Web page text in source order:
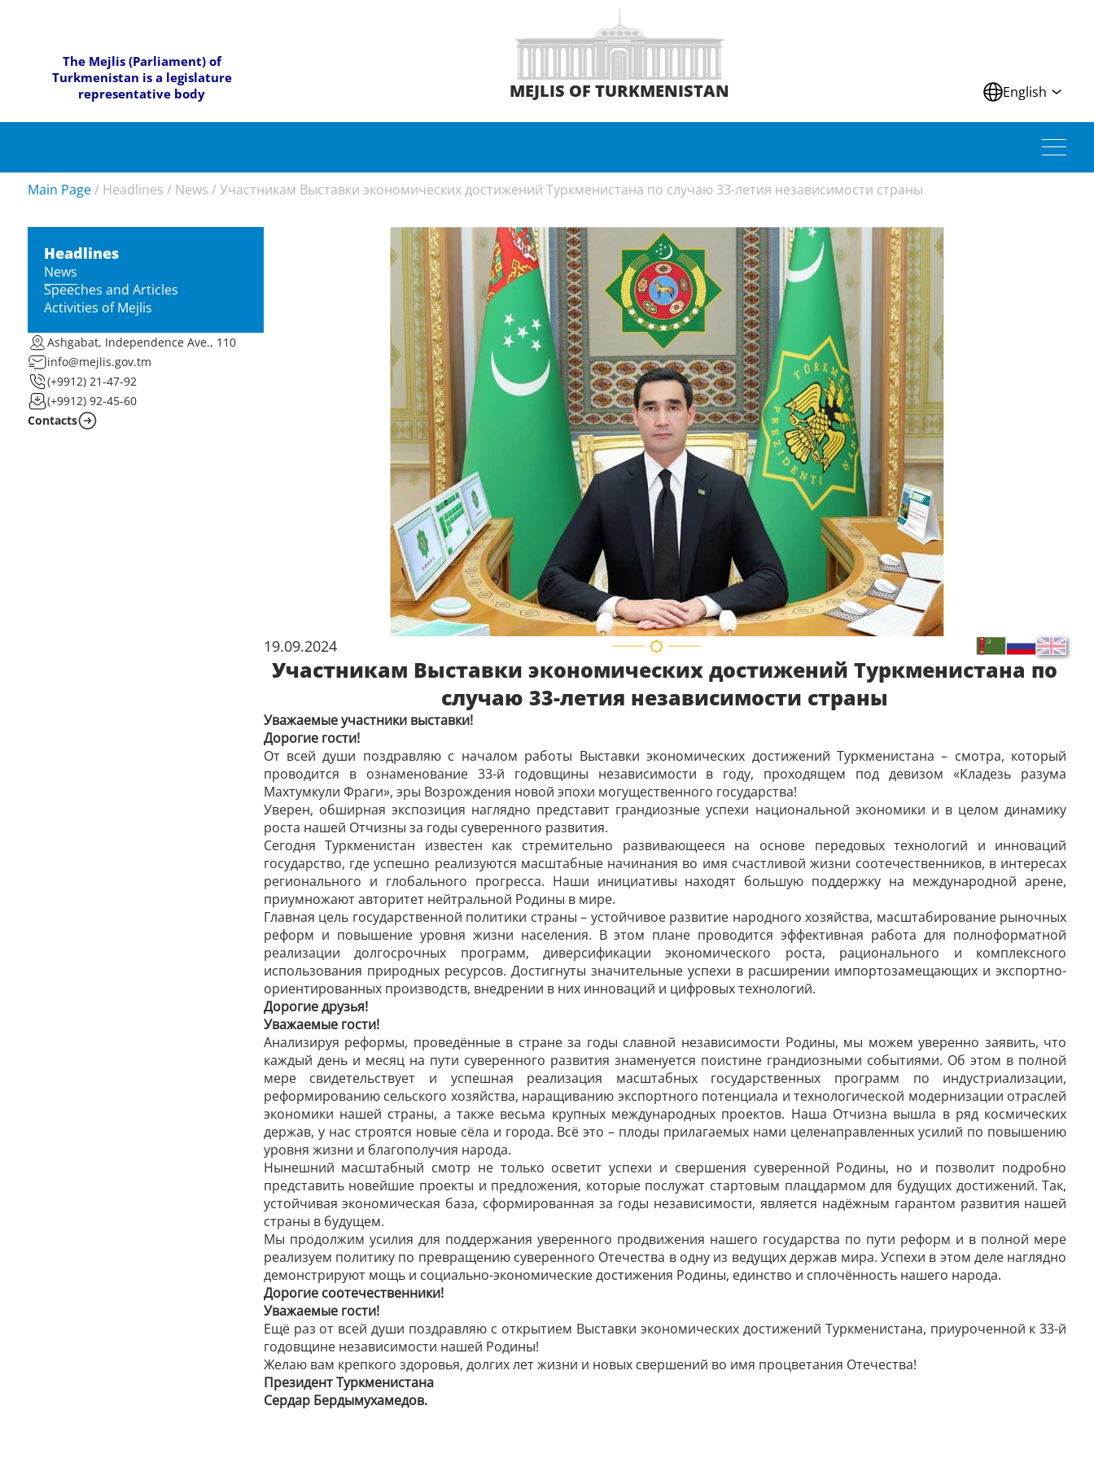
The Mejlis (Parliament) of
Turkmenistan is a legislature
representative body
MEJLIS OF TURKMENISTAN English
Main Page / Headlines / News /Участникам Выставки экономических достижений Туркменистана по случаю 33-летия независимости страны
Headlines
News
Speeches and Articles
Activities of Mejlis
Ashgabat, Independence Ave., 110
info@mejlis.gov.tm
(+9912) 21-47-92
(+9912) 92-45-60
Contacts
19.09.2024
Участникам Выставки экономических достижений Туркменистана по
случаю 33-летия независимости страны
Уважаемые участники выставки!
Дорогие гости!
От всей души поздравляю с началом работы Выставки экономических достижений Туркменистана – смотра, который
проводится в ознаменование 33-й годовщины независимости в году, проходящем под девизом «Кладезь разума
Махтумкули Фраги», эры Возрождения новой эпохи могущественного государства!
Уверен, обширная экспозиция наглядно представит грандиозные успехи национальной экономики и в целом динамику
роста нашей Отчизны за годы суверенного развития.
Сегодня Туркменистан известен как стремительно развивающееся на основе передовых технологий и инноваций
государство, где успешно реализуются масштабные начинания во имя счастливой жизни соотечественников, в интересах
регионального и глобального прогресса. Наши инициативы находят большую поддержку на международной арене,
приумножают авторитет нейтральной Родины в мире.
Главная цель государственной политики страны – устойчивое развитие народного хозяйства, масштабирование рыночных
реформ и повышение уровня жизни населения. В этом плане проводится эффективная работа для полноформатной
реализации долгосрочных программ, диверсификации экономического роста, рационального и комплексного
использования природных ресурсов. Достигнуты значительные успехи в расширении импортозамещающих и экспортно-
ориентированных производств, внедрении в них инноваций и цифровых технологий.
Дорогие друзья!
Уважаемые гости!
Анализируя реформы, проведённые в стране за годы славной независимости Родины, мы можем уверенно заявить, что
каждый день и месяц на пути суверенного развития знаменуется поистине грандиозными событиями. Об этом в полной
мере свидетельствует и успешная реализация масштабных государственных программ по индустриализации,
реформированию сельского хозяйства, наращиванию экспортного потенциала и технологической модернизации отраслей
экономики нашей страны, а также весьма крупных международных проектов. Наша Отчизна вышла в ряд космических
держав, у нас строятся новые сёла и города. Всё это – плоды прилагаемых нами целенаправленных усилий по повышению
уровня жизни и благополучия народа.
Нынешний масштабный смотр не только осветит успехи и свершения суверенной Родины, но и позволит подробно
представить новейшие проекты и предложения, которые послужат стартовым плацдармом для будущих достижений. Так,
устойчивая экономическая база, сформированная за годы независимости, является надёжным гарантом развития нашей
страны в будущем.
Мы продолжим усилия для поддержания уверенного продвижения нашего государства по пути реформ и в полной мере
реализуем политику по превращению суверенного ­Отечества в одну из ведущих держав мира. Успехи в этом деле наглядно
демонстрируют мощь и социально-экономические достижения Родины, единство и сплочённость нашего народа.
Дорогие соотечественники!
Уважаемые гости!
Ещё раз от всей души поздравляю с открытием Выставки экономических достижений Туркменистана, приуроченной к 33-й
годовщине независимости нашей Родины!
Желаю вам крепкого здоровья, долгих лет жизни и новых свершений во имя процветания Отечества!
Президент Туркменистана
Сердар Бердымухамедов.